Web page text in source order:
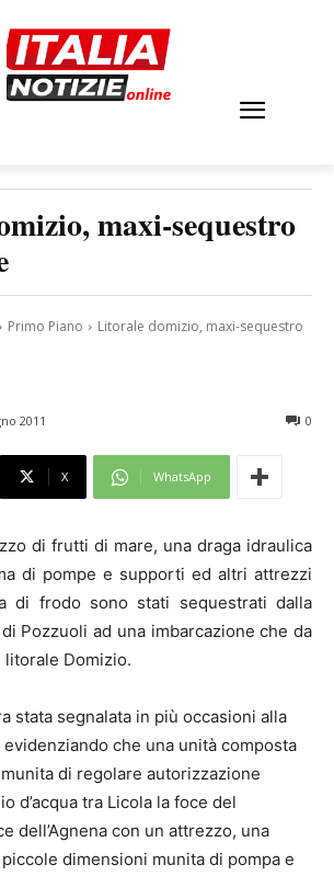
maxi-sequestro
Primo Piano
Litorale domizio, maxi-sequestro
2011 0
X WhatsApp
di frutti di mare, una draga idraulica
di pompe e supporti ed altri attrezzi
di frodo sono stati sequestrati dalla
Pozzuoli ad una imbarcazione che da
Domizio.
stata segnalata in più occasioni alla
evidenziando che una unità composta
di regolare autorizzazione
d’acqua tra Licola la foce del
dell’Agnena con un attrezzo, una
dimensioni munita di pompa e